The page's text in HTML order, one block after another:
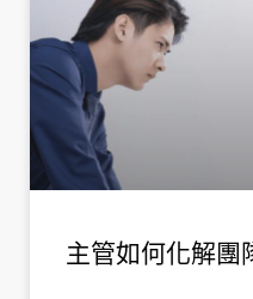
主管如何化解團